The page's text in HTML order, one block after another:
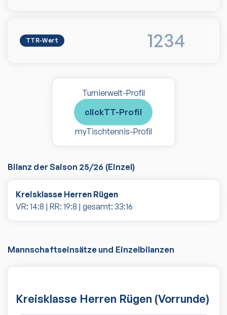
TTR-Wert 1234
Turnierwelt-Profil
clickTT-Profil
myTischtennis-Profil
Bilanz der Saison 25/26 (Einzel)
Kreisklasse Herren Rügen
VR: 14:8 | RR: 19:8 | gesamt: 33:16
Mannschaftseinsätze und Einzelbilanzen
Kreisklasse Herren Rügen (Vorrunde)